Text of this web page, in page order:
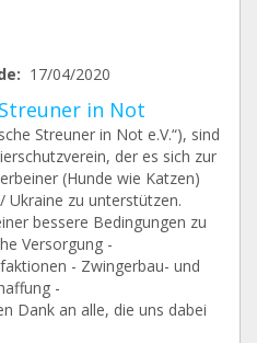
17/04/2020
in Not
Streuner in Not e.V.“), sind
der es sich zur
(Hunde wie Katzen)
Ukraine zu unterstützen.
bessere Bedingungen zu
Versorgung -
- Zwingerbau- und
-
Dank an alle, die uns dabei